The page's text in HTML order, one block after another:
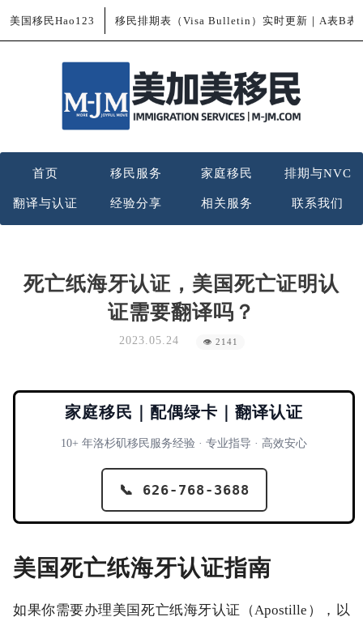
美国移民Hao123 移民排期表（Visa Bulletin）实时更新｜A表B表
首页 移民服务 家庭移民 排期与NVC
翻译与认证 经验分享 相关服务 联系我们
死亡纸海牙认证，美国死亡证明认
证需要翻译吗？
2023.05.24 👁 2141
家庭移民｜配偶绿卡｜翻译认证
10+ 年洛杉矶移民服务经验 · 专业指导 · 高效安心
📞 626-768-3688
美国死亡纸海牙认证指南
如果你需要办理美国死亡纸海牙认证（Apostille），以